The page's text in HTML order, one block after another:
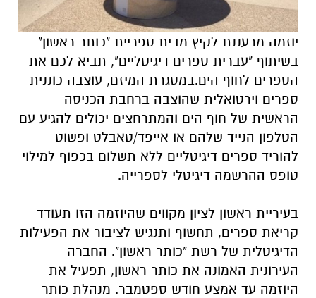
יוזמה מרעננת לקיץ מבית ספריית "כותר ראשון"
בשיתוף "עברית ספרים דיגיטליים", תביא לכם את
הספרים לחוף הים.במסגרת המיזם, עוצבה כוננית
ספרים וירטואלית שהוצבה ברחבת הכניסה
הראשית של חוף הים והמתרחצים יכולים להגיע עם
הטלפון הנייד שלהם או אייפד/טאבלט ופשוט
להוריד ספרים דיגיטליים ללא תשלום בכפוף למילוי
טופס ההרשמה דיגיטלי לספרייה.
בעיריית ראשון לציון מקווים שהיוזמה הזו תעודד
קריאת ספרים, תחשוף ותנגיש לציבור את הפעילות
הדיגיטלית של רשת "כותר ראשון". החברה
העירונית האמונה את כותר ראשון, תפעיל את
היוזמה עד אמצע חודש ספטמבר. מנהלת כותר